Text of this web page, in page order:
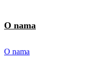
O nama
O nama